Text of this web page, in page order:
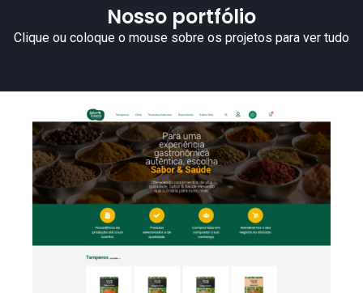
Nosso portfólio
Clique ou coloque o mouse sobre os projetos para ver tudo